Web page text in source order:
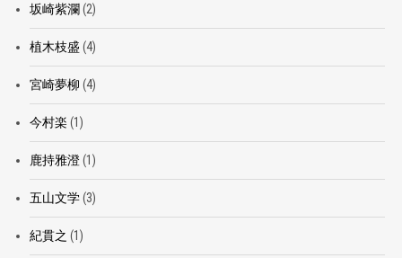
坂崎紫瀾 (2)
植木枝盛 (4)
宮崎夢柳 (4)
今村楽 (1)
鹿持雅澄(1)
五山文学(3)
紀貫之 (1)